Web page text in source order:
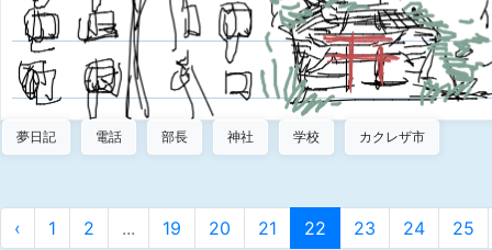
夢日記 電話 部長 神社 学校 カクレザ市
‹ 1 2 ... 19 20 21 22 23 24 25